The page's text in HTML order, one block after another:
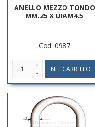
ANELLO MEZZO TONDO
MM.25 X DIAM4.5
Cod: 0987